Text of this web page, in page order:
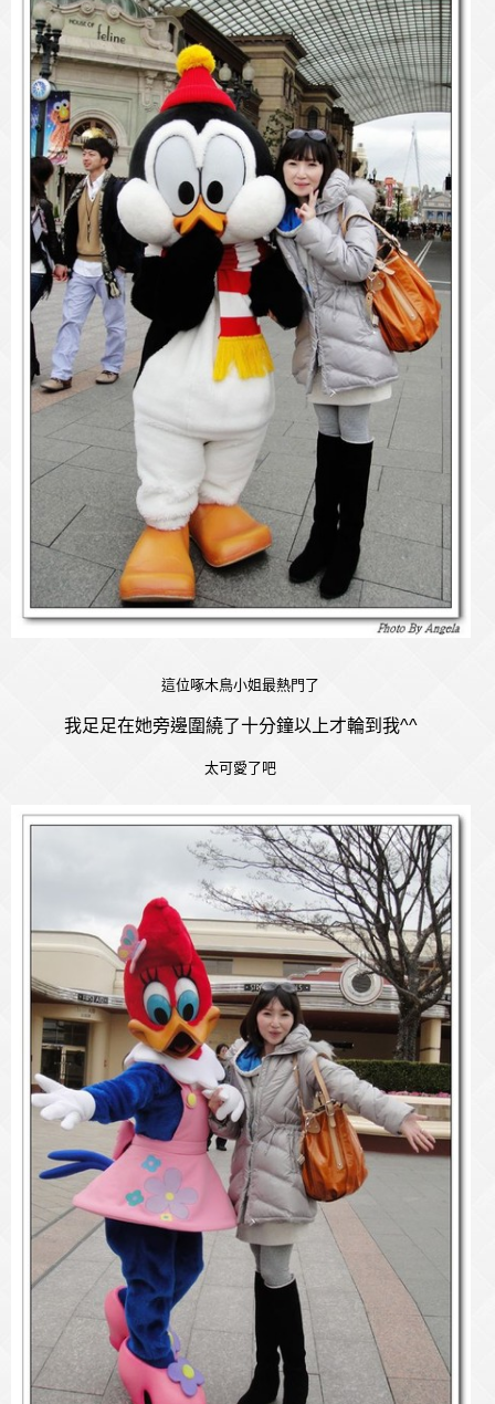
這位啄木鳥小姐最熱門了
我足足在她旁邊圍繞了十分鐘以上才輪到我^^
太可愛了吧